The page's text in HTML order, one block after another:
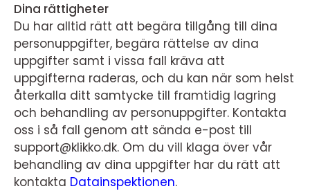
Dina rättigheter
Du har alltid rätt att begära tillgång till dina
personuppgifter, begära rättelse av dina
uppgifter samt i vissa fall kräva att
uppgifterna raderas, och du kan när som helst
återkalla ditt samtycke till framtidig lagring
och behandling av personuppgifter. Kontakta
oss i så fall genom att sända e-post till
support@klikko.dk. Om du vill klaga över vår
behandling av dina uppgifter har du rätt att
kontakta Datainspektionen.